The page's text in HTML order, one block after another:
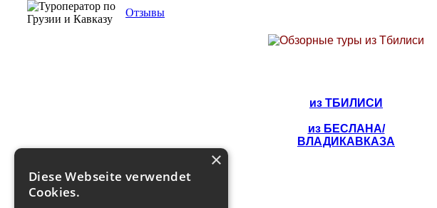
Отзывы
из ТБИЛИСИ
из БЕСЛАНА/
ВЛАДИКАВКАЗА
×
Diese Webseite verwendet
Cookies.